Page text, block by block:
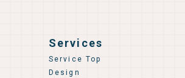
Services
Service Top
Design